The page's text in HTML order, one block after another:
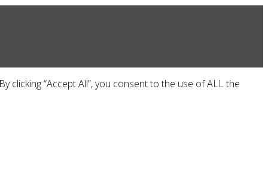
“Accept All”, you consent to the use of ALL the